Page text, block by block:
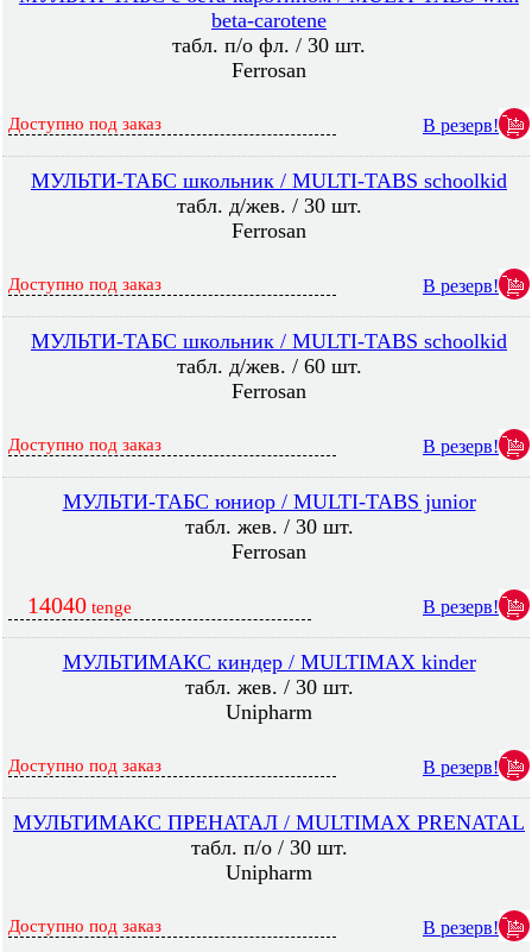
beta-carotene
табл. п/о фл. / 30 шт.
Ferrosan
Доступно под заказ В резерв!
МУЛЬТИ-ТАБС школьник / MULTI-TABS schoolkid
табл. д/жев. / 30 шт.
Ferrosan
Доступно под заказ В резерв!
МУЛЬТИ-ТАБС школьник / MULTI-TABS schoolkid
табл. д/жев. / 60 шт.
Ferrosan
Доступно под заказ В резерв!
МУЛЬТИ-ТАБС юниор / MULTI-TABS junior
табл. жев. / 30 шт.
Ferrosan
14040 tenge В резерв!
МУЛЬТИМАКС киндер / MULTIMAX kinder
табл. жев. / 30 шт.
Unipharm
Доступно под заказ В резерв!
МУЛЬТИМАКС ПРЕНАТАЛ / MULTIMAX PRENATAL
табл. п/о / 30 шт.
Unipharm
Доступно под заказ В резерв!